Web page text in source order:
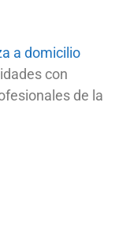
a domicilio
con
de la